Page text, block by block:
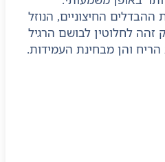
ההבדלים החיצוניים, הנוזל
זהה לחלוטין לבושם הרגיל
והן מבחינת העמידות.